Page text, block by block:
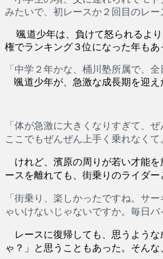
みたいで、初レースか２回目のレ
颯道少年は、負けて怒られるよ
権でランキング３位になった年もあ
「中学２年かな、桶川塾所属で、
颯道少年が、急激な成長期を迎え
「体が急激に大きくなりすぎて、
ここでもぜんぜん上手く乗れなく
けれど、濱原の周りが若い才能
ースを離れても、街乗りのライダー
「街乗り、楽しかったですね。サ
ゃいけないじゃないですか。毎日
レースに復帰しても、思うような
ゃ？」と思うこともあった。そん